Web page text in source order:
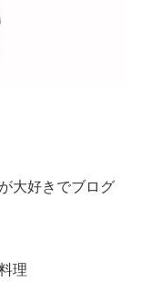
大好きでブログ
理